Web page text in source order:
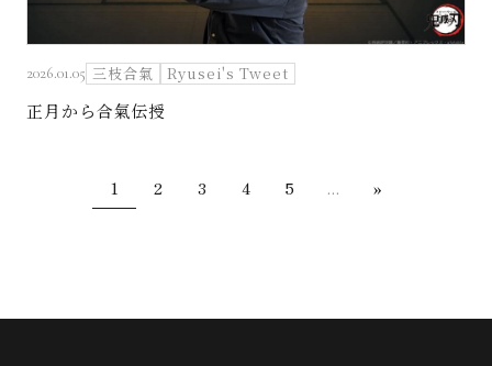
2026.01.05 三枝合氣 Ryusei's Tweet
正月から合氣伝授
1 2 3 4 5 ... »